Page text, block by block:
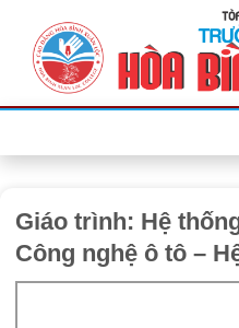
Giáo trình: Hệ
Công nghệ ô tô –